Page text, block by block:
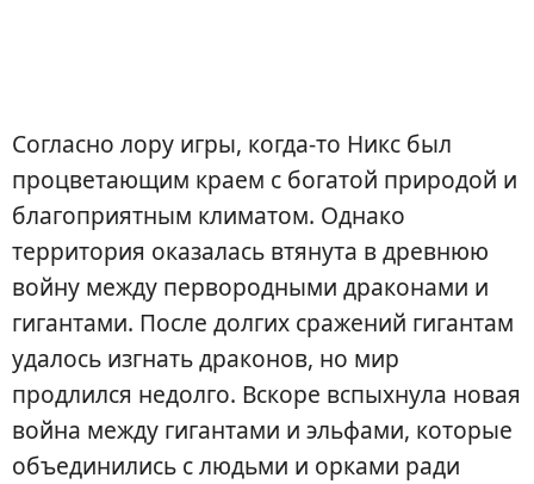
Согласно лору игры, когда-то Никс был
процветающим краем с богатой природой и
благоприятным климатом. Однако
территория оказалась втянута в древнюю
войну между первородными драконами и
гигантами. После долгих сражений гигантам
удалось изгнать драконов, но мир
продлился недолго. Вскоре вспыхнула новая
война между гигантами и эльфами, которые
объединились с людьми и орками ради